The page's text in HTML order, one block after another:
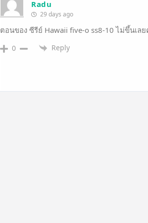
Radu
29 days ago
ตอนของ ซีรีย์ Hawaii five-o ss8-10 ไม่ขึ้นเลย
0 Reply